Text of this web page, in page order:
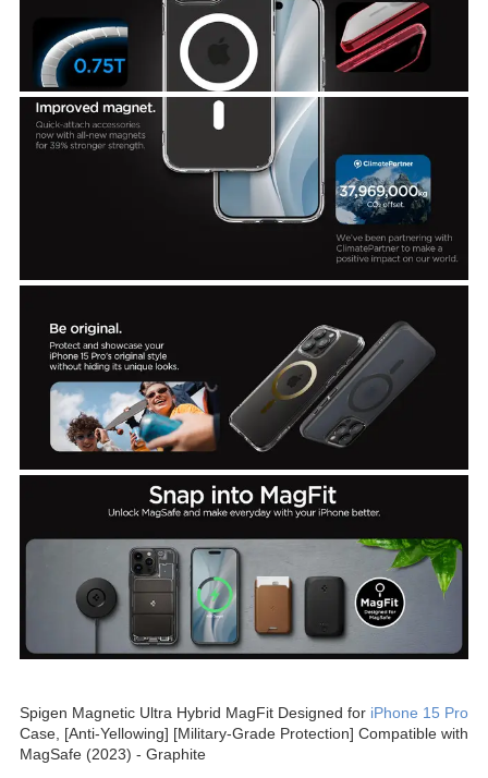
Spigen Magnetic Ultra Hybrid MagFit Designed for iPhone 15 Pro
Case, [Anti-Yellowing] [Military-Grade Protection] Compatible with
MagSafe (2023) - Graphite